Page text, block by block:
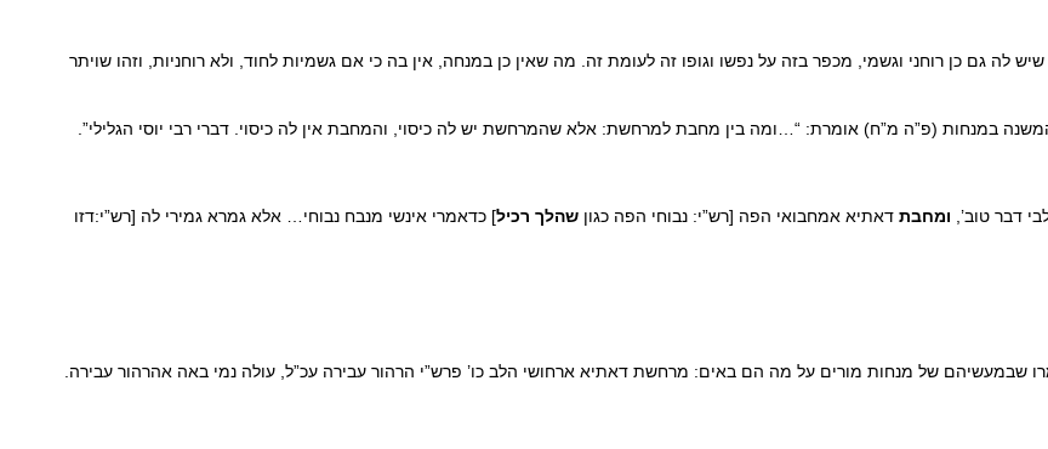
לה גם כן רוחני וגשמי, מכפר בזה על נפשו וגופו זה לעומת זה. מה שאין כן במנחה, אין בה כי אם גשמיות לחוד, ולא רוחניות, וזהו שויתר
במנחות (פ”ה מ”ח) אומרת: “…ומה בין מחבת למרחשת: אלא שהמרחשת יש לה כיסוי, והמחבת אין לה כיסוי. דברי רבי יוסי הגלילי”.
דבר טוב’, ומחבת דאתיא אמחבואי הפה [רש”י: נבוחי הפה כגון שהלך רכיל] כדאמרי אינשי מנבח נבוחי… אלא גמרא גמירי לה [רש”י:דזו
של מנחות מורים על מה הם באים: מרחשת דאתיא ארחושי הלב כו’ פרש”י הרהור עבירה עכ”ל, עולה נמי באה אהרהור עבירה.